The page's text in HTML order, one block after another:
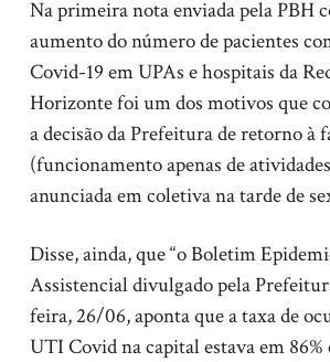
Na primeira nota enviada pela PBH
aumento do número de pacientes
Covid-19 em UPAs e hospitais da
Horizonte foi um dos motivos que
a decisão da Prefeitura de retorno à
(funcionamento apenas de
anunciada em coletiva na tarde de
Disse, ainda, que “o Boletim
Assistencial divulgado pela
feira, 26/06, aponta que a taxa de
UTI Covid na capital estava em 86%